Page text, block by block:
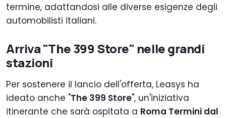
termine, adattandosi alle diverse esigenze degli
automobilisti italiani.
Arriva "The 399 Store" nelle grandi
stazioni
Per sostenere il lancio dell'offerta, Leasys ha
ideato anche "The 399 Store", un'iniziativa
itinerante che sarà ospitata a Roma Termini dal